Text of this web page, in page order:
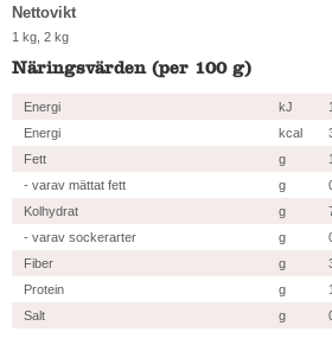
Nettovikt
1 kg, 2 kg
Näringsvärden (per 100 g)
Energi kJ
Energi
kcal
Fett
g
- varav mättat fett
g
Kolhydrat
g
- varav sockerarter
g
Fiber
g
Protein
g
Salt
g